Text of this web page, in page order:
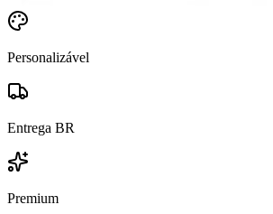
Personalizável
Entrega BR
Premium